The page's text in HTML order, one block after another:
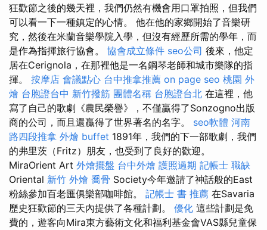
狂歡節之後的幾天裡，我們仍然有機會用口罩拍照，但我們
可以看一下一種鎮定的心情。 他在他的家鄉開始了音樂研
究，然後在米蘭音樂學院入學，但沒有經歷所需的學年，而
是作為指揮旅行協會。 協會成立條件 seo公司 後來，他定
居在Cerignola，在那裡他是一名鋼琴老師和城市樂隊的指
揮。 按摩店 會議點心 台中推拿推薦 on page seo 桃園 外
燴 台胞證台中 新竹撥筋 團體名稱 台胞證台北 在這裡，他
寫了自己的歌劇《農民榮譽》，不僅贏得了Sonzogno出版
商的公司，而且還贏得了世界著名的名字。 seo軟體 河南
路四段推拿 外燴 buffet 1891年，我們的下一部歌劇，我們
的弗里茨（Fritz）朋友，也受到了良好的歡迎。
MiraOrient Art 外燴擺盤 台中外燴 護照過期 記帳士 職缺
Oriental 新竹 外燴 喬骨 Society今年邀請了神話般的East
粉絲參加百老匯俱樂部咖啡館。 記帳士 書 推薦 在Savaria
歷史狂歡節的三天內提供了各種計劃。 優化 這些計劃是免
費的，遊客向Mira東方藝術文化和福利基金會VAS縣兒童保